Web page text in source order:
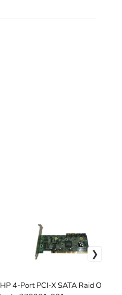
HP 4-Port PCI-X SATA Raid